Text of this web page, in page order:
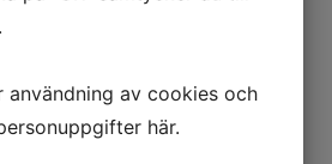
användning av cookies och
här.